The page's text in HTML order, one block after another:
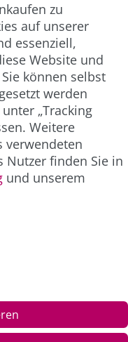
sich um ein Pflichtfeld.
zu
auf unserer
essenziell,
Website und
können selbst
werden
„Tracking
Weitere
verwendeten
Nutzer finden Sie in
und unserem
|